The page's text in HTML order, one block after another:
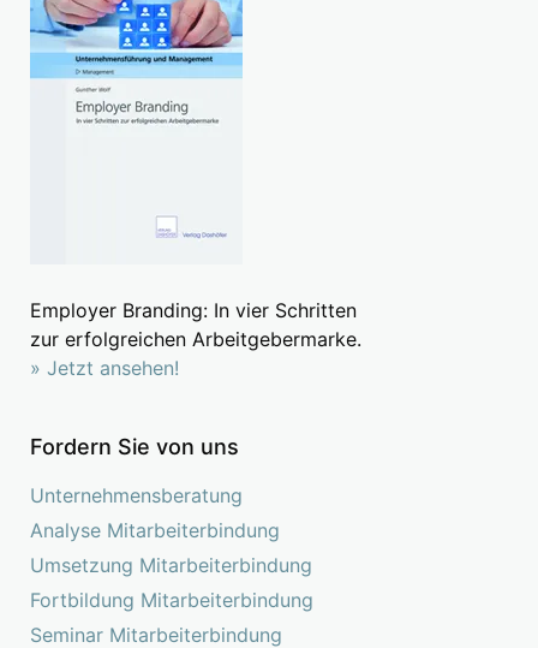
Employer Branding: In vier Schritten
zur erfolgreichen Arbeitgebermarke.
» Jetzt ansehen!
Fordern Sie von uns
Unternehmensberatung
Analyse Mitarbeiterbindung
Umsetzung Mitarbeiterbindung
Fortbildung Mitarbeiterbindung
Seminar Mitarbeiterbindung